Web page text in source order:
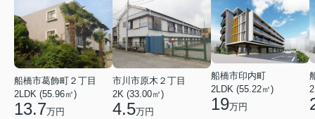
船橋市葛飾町２丁目
2LDK (55.96㎡)
13.7万円
市川市原木２丁目
2K (33.00㎡)
4.5万円
船橋市印内町
2LDK (55.22㎡)
19万円